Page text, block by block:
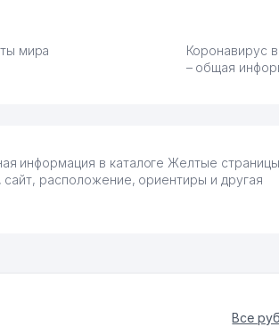
мира
Коронавирус
– общая
информация в каталоге Желтые страницы
сайт, расположение, ориентиры и другая
Все